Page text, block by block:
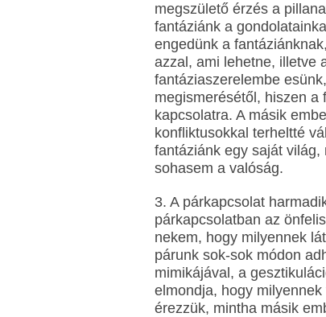
megszülető érzés a
fantáziánk a
engedünk a
azzal, ami lehetne, illetve
fantáziaszerelembe
megismerésétől, hiszen a
kapcsolatra. A másik
konfliktusokkal terheltté
fantáziánk egy saját
sohasem a valóság.
3. A párkapcsolat
párkapcsolatban az
nekem, hogy milyennek
párunk sok-sok módon
mimikájával, a
elmondja, hogy
érezzük, mintha másik